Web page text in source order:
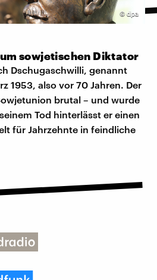
© dpa
sowjetischen Diktator
Dschugaschwilli, genannt
1953, also vor 70 Jahren. Der
brutal – und wurde
Tod hinterlässt er einen
für Jahrzehnte in feindliche